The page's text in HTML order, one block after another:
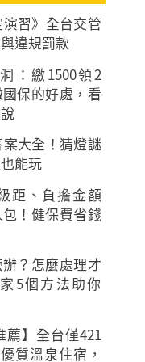
習》全台交管
違規罰款
：繳1500領2
保的好處，看
大全！猜燈謎
能玩
距、負擔金額
！健保費省錢
？怎麼處理才
5個方法助你
薦】全台僅421
質溫泉住宿，